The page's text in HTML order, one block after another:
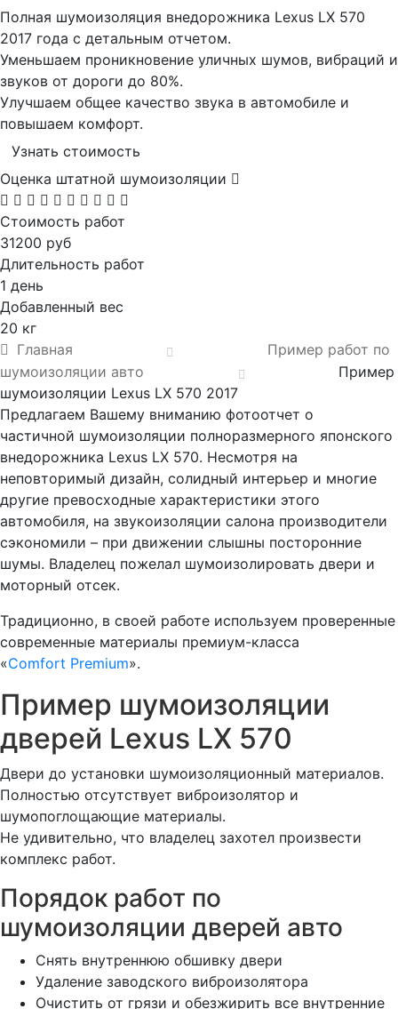
Полная шумоизоляция внедорожника Lexus LX 570
2017 года с детальным отчетом.
Уменьшаем проникновение уличных шумов, вибраций и
звуков от дороги до 80%.
Улучшаем общее качество звука в автомобиле и
повышаем комфорт.
Узнать стоимость
Оценка штатной шумоизоляции
Стоимость работ
31200 руб
Длительность работ
1 день
Добавленный вес
20 кг
Главная
Пример работ по
шумоизоляции авто
Пример
шумоизоляции Lexus LX 570 2017
Предлагаем Вашему вниманию фотоотчет о
частичной шумоизоляции полноразмерного японского
внедорожника Lexus LX 570. Несмотря на
неповторимый дизайн, солидный интерьер и многие
другие превосходные характеристики этого
автомобиля, на звукоизоляции салона производители
сэкономили – при движении слышны посторонние
шумы. Владелец пожелал шумоизолировать двери и
моторный отсек.
Традиционно, в своей работе используем проверенные
современные материалы премиум-класса
«Comfort Premium».
Пример шумоизоляции
дверей Lexus LX 570
Двери до установки шумоизоляционный материалов.
Полностью отсутствует виброизолятор и
шумопоглощающие материалы.
Не удивительно, что владелец захотел произвести
комплекс работ.
Порядок работ по
шумоизоляции дверей авто
Снять внутреннюю обшивку двери
Удаление заводского виброизолятора
Очистить от грязи и обезжирить все внутренние